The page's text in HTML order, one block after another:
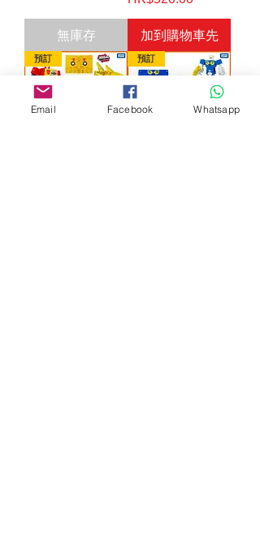
無庫存 加到購物車先
預訂 預訂
Email Facebook Whatsapp